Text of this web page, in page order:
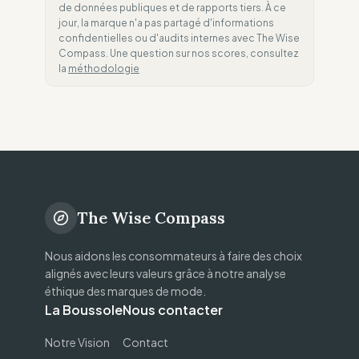
de données publiques et de rapports tiers. À ce
jour, la marque n'a pas partagé d'informations
confidentielles ou d'audits internes avec The Wise
Compass. Une question sur nos scores, consultez
la méthodologie
The Wise Compass
Nous aidons les consommateurs à faire des choix
alignés avec leurs valeurs grâce à notre analyse
éthique des marques de mode.
La Boussole
Notre Vision
Nous contacter
Contact